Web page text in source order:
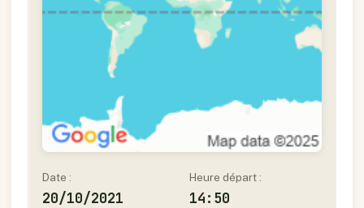
Date :
20/10/2021
Heure départ :
14:50